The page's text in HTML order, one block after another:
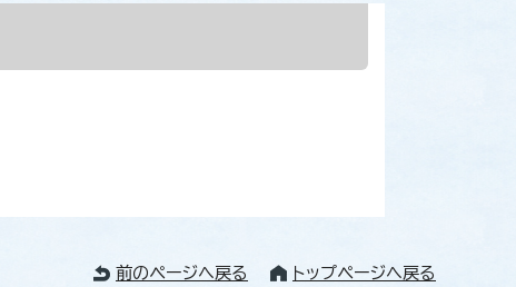
前のページへ戻る トップページへ戻る